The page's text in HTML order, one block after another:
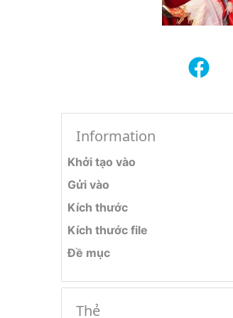
Information
Khởi tạo vào
Gửi vào
Kích thước
Kích thước file
Đề mục
Thẻ